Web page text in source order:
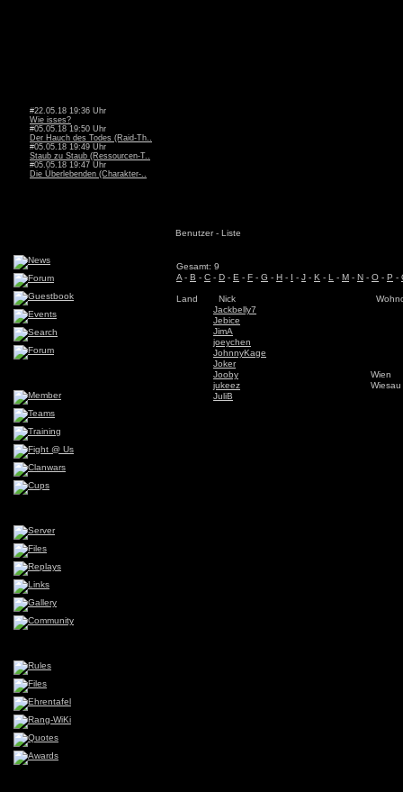
#22.05.18 19:36 Uhr
Wie isses?
#05.05.18 19:50 Uhr
Der Hauch des Todes (Raid-Th..
#05.05.18 19:49 Uhr
Staub zu Staub (Ressourcen-T..
#05.05.18 19:47 Uhr
Die Überlebenden (Charakter-..
Benutzer - Liste
Gesamt: 9
A - B - C - D - E - F - G - H - I - J - K - L - M - N - O - P -
Land Nick
Jackbelly7
Jebice
JimA
joeychen
JohnnyKage
Joker
Jooby
Wien
jukeez
Wiesau
JuliB